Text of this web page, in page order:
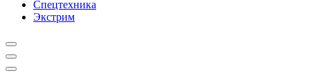
Спецтехника
Экстрим